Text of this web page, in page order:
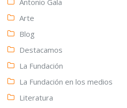
Antonio Gala
Arte
Blog
Destacamos
La Fundación
La Fundación en los medios
Literatura